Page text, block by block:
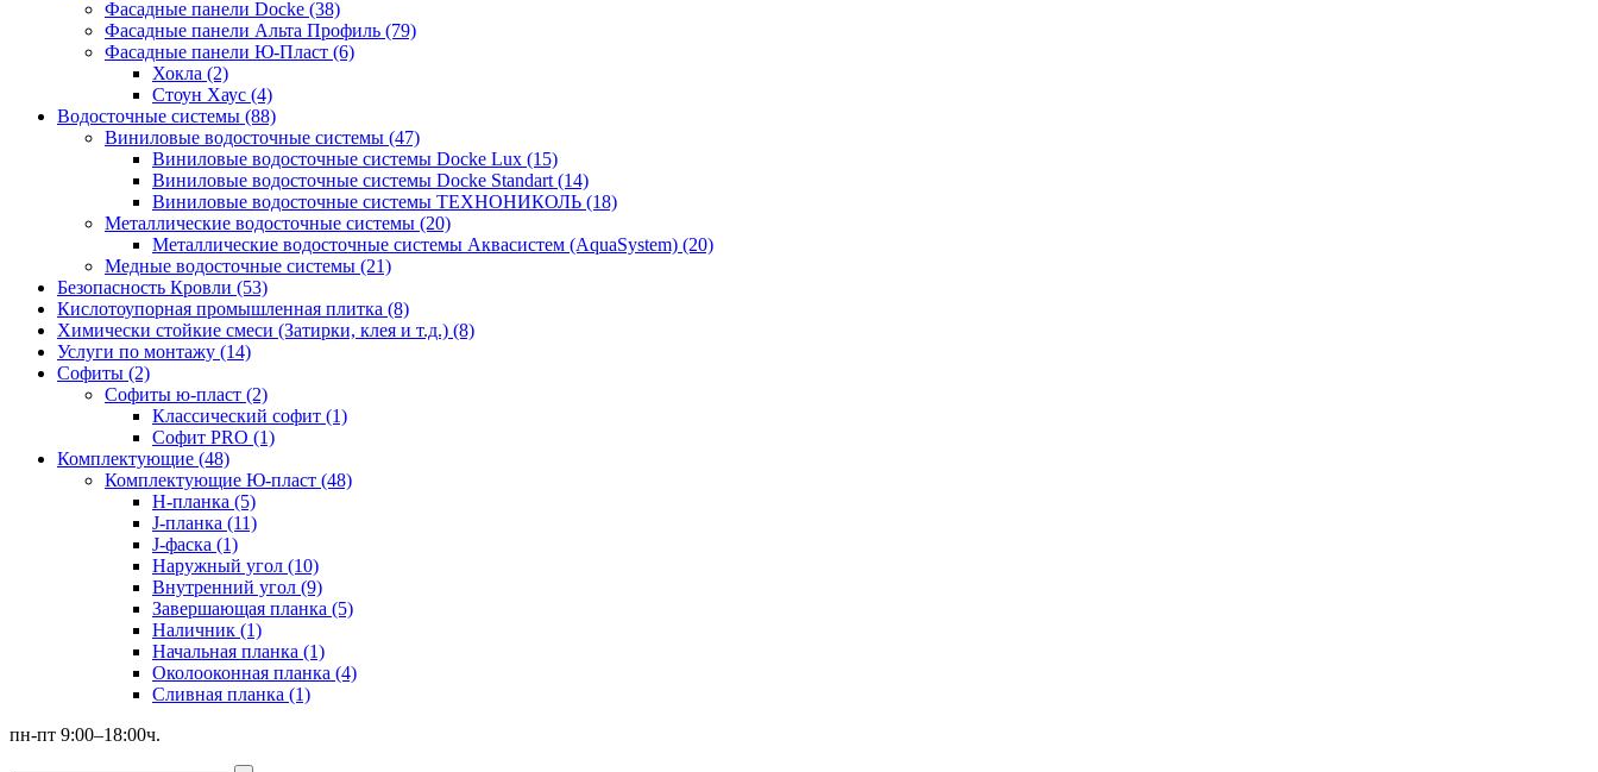
Фасадные панели Docke (38)
Фасадные панели Альта Профиль (79)
Фасадные панели Ю-Пласт (6)
Хокла (2)
Стоун Хаус (4)
Водосточные системы (88)
Виниловые водосточные системы (47)
Виниловые водосточные системы Docke Lux (15)
Виниловые водосточные системы Docke Standart (14)
Виниловые водосточные системы ТЕХНОНИКОЛЬ (18)
Металлические водосточные системы (20)
Металлические водосточные системы Аквасистем (AquaSystem) (20)
Медные водосточные системы (21)
Безопасность Кровли (53)
Кислотоупорная промышленная плитка (8)
Химически стойкие смеси (Затирки, клея и т.д.) (8)
Услуги по монтажу (14)
Софиты (2)
Софиты ю-пласт (2)
Классический софит (1)
Софит PRO (1)
Комплектующие (48)
Комплектующие Ю-пласт (48)
H-планка (5)
J-планка (11)
J-фаска (1)
Наружный угол (10)
Внутренний угол (9)
Завершающая планка (5)
Наличник (1)
Начальная планка (1)
Околооконная планка (4)
Сливная планка (1)
пн-пт 9:00–18:00ч.